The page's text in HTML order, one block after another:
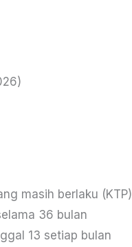
masih berlaku (KTP)
36 bulan
13 setiap bulan